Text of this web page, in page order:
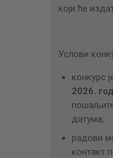
који ће
Услови
конкурс
2026.
датума;
радови
контакт